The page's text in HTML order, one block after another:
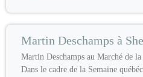
Martin Deschamps à
Martin Deschamps au Marché de
Dans le cadre de la Semaine